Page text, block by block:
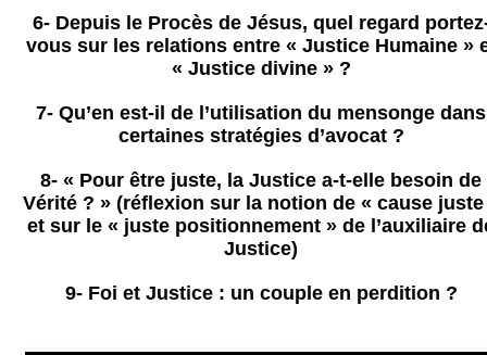
6- Depuis le Procès de Jésus, quel regard
vous sur les relations entre « Justice Humaine »
« Justice divine » ?
7- Qu’en est-il de l’utilisation du mensonge dans
certaines stratégies d’avocat ?
8- « Pour être juste, la Justice a-t-elle besoin de
Vérité ? » (réflexion sur la notion de « cause juste
et sur le « juste positionnement » de l’auxiliaire
Justice)
9- Foi et Justice : un couple en perdition ?